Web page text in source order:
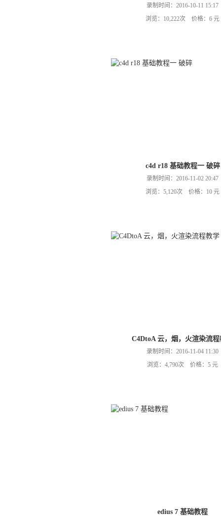
录制时间：2016-10-11 15:17
浏览：10,222次 价格：6 元
c4d r18 基础教程一 破碎
录制时间：2016-11-02 20:47
浏览：5,120次 价格：10 元
C4DtoA 云，烟，火渲染流程
录制时间：2016-11-04 11:30
浏览：4,790次 价格：5 元
edius 7 基础教程